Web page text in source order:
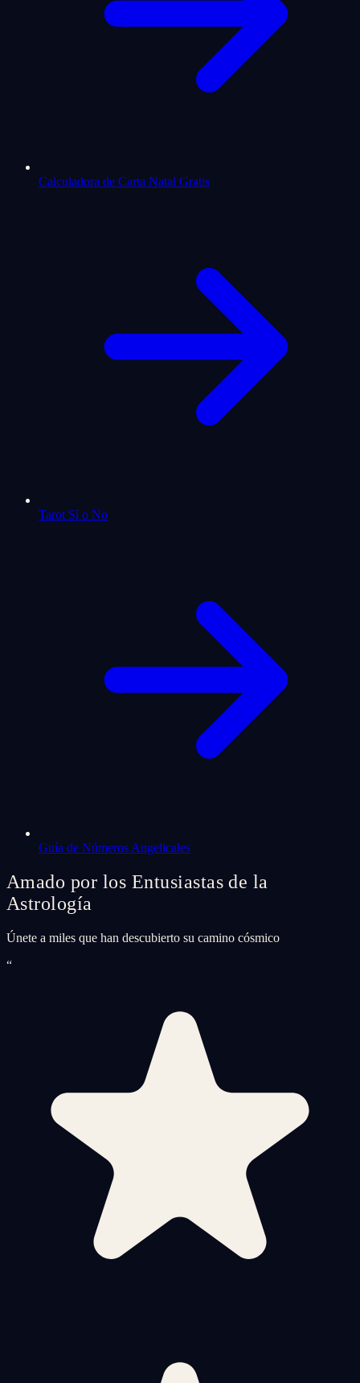
Calculadora de Carta Natal Gratis
Tarot Sí o No
Guía de Números Angelicales
Amado por los Entusiastas de la
Astrología
Únete a miles que han descubierto su camino cósmico
“